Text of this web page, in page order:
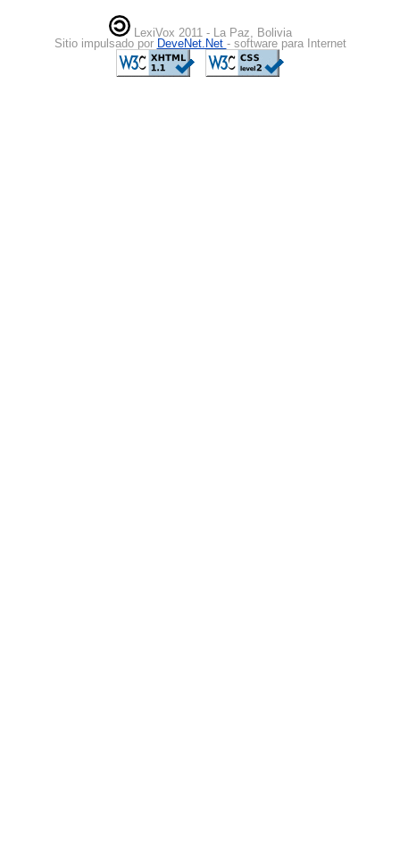
LexiVox 2011 - La Paz, Bolivia
Sitio impulsado por DeveNet.Net - software para Internet